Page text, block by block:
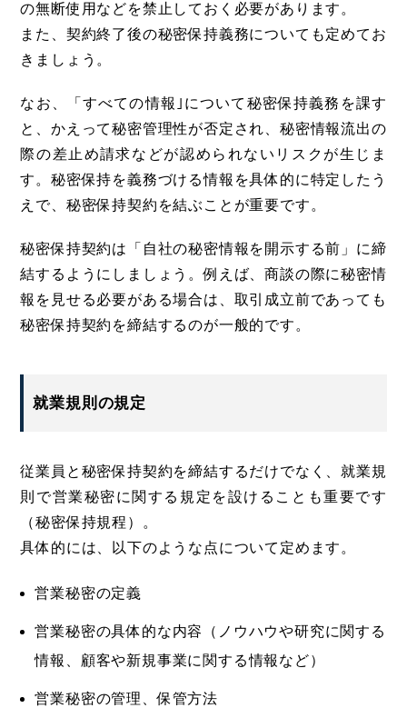
の無断使用などを禁止しておく必要があります。
また、契約終了後の秘密保持義務についても定めてお
きましょう。
なお、「すべての情報｣について秘密保持義務を課す
と、かえって秘密管理性が否定され、秘密情報流出の
際の差止め請求などが認められないリスクが生じま
す。秘密保持を義務づける情報を具体的に特定したう
えで、秘密保持契約を結ぶことが重要です。
秘密保持契約は「自社の秘密情報を開示する前」に締
結するようにしましょう。例えば、商談の際に秘密情
報を見せる必要がある場合は、取引成立前であっても
秘密保持契約を締結するのが一般的です。
就業規則の規定
従業員と秘密保持契約を締結するだけでなく、就業規
則で営業秘密に関する規定を設けることも重要です
（秘密保持規程）。
具体的には、以下のような点について定めます。
営業秘密の定義
営業秘密の具体的な内容（ノウハウや研究に関する
情報、顧客や新規事業に関する情報など）
営業秘密の管理、保管方法